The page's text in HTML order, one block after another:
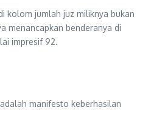
kolom jumlah juz miliknya bukan
menancapkan benderanya di
impresif 92.
manifesto keberhasilan